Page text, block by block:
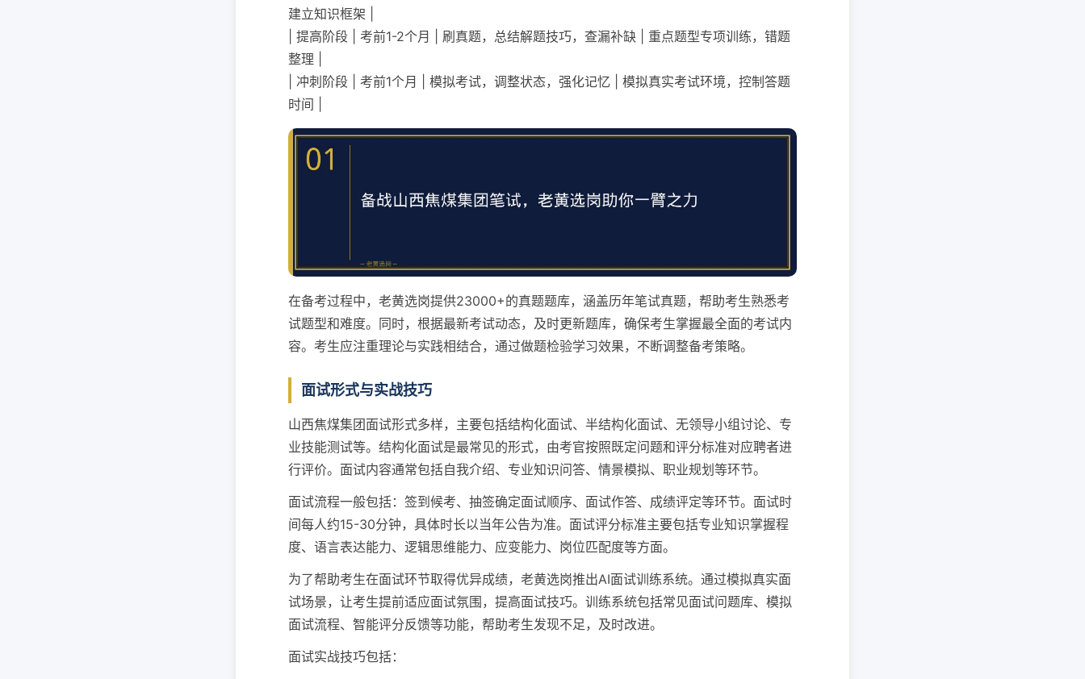
建立知识框架 |
| 提高阶段 | 考前1-2个月 | 刷真题，总结解题技巧，查漏补缺 | 重点题型专项训练，错题
整理 |
| 冲刺阶段 | 考前1个月 | 模拟考试，调整状态，强化记忆 | 模拟真实考试环境，控制答题
时间 |
在备考过程中，老黄选岗提供23000+的真题题库，涵盖历年笔试真题，帮助考生熟悉考
试题型和难度。同时，根据最新考试动态，及时更新题库，确保考生掌握最全面的考试内
容。考生应注重理论与实践相结合，通过做题检验学习效果，不断调整备考策略。
面试形式与实战技巧
山西焦煤集团面试形式多样，主要包括结构化面试、半结构化面试、无领导小组讨论、专
业技能测试等。结构化面试是最常见的形式，由考官按照既定问题和评分标准对应聘者进
行评价。面试内容通常包括自我介绍、专业知识问答、情景模拟、职业规划等环节。
面试流程一般包括：签到候考、抽签确定面试顺序、面试作答、成绩评定等环节。面试时
间每人约15-30分钟，具体时长以当年公告为准。面试评分标准主要包括专业知识掌握程
度、语言表达能力、逻辑思维能力、应变能力、岗位匹配度等方面。
为了帮助考生在面试环节取得优异成绩，老黄选岗推出AI面试训练系统。通过模拟真实面
试场景，让考生提前适应面试氛围，提高面试技巧。训练系统包括常见面试问题库、模拟
面试流程、智能评分反馈等功能，帮助考生发现不足，及时改进。
面试实战技巧包括：